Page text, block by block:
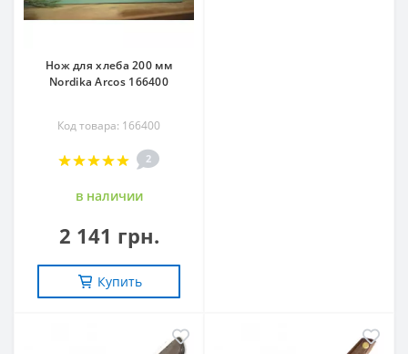
Нож для хлеба 200 мм
Nordika Arcos 166400
Код товара: 166400
2
в наличии
2 141 грн.
Купить